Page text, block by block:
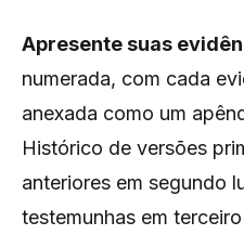
Apresente suas
numerada, com cada
anexada como um
Histórico de versões
anteriores em segundo
testemunhas em